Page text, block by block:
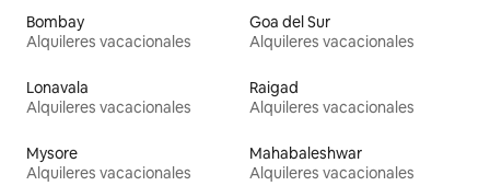
Bombay
Alquileres vacacionales
Goa del Sur
Alquileres vacacionales
Lonavala
Alquileres vacacionales
Raigad
Alquileres vacacionales
Mysore
Alquileres vacacionales
Mahabaleshwar
Alquileres vacacionales